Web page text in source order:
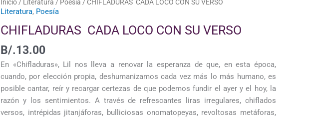
Inicio / Literatura / Poesía / CHIFLADURAS CADA LOCO CON SU VERSO
Literatura, Poesía
CHIFLADURAS CADA LOCO CON SU VERSO
B/.13.00
En «Chifladuras», Lil nos lleva a renovar la esperanza de que, en esta época,
cuando, por elección propia, deshumanizamos cada vez más lo más humano, es
posible cantar, reír y recargar certezas de que podemos fundir el ayer y el hoy, la
razón y los sentimientos. A través de refrescantes liras irregulares, chiflados
versos, intrépidas jitanjáforas, bulliciosas onomatopeyas, revoltosas metáforas,